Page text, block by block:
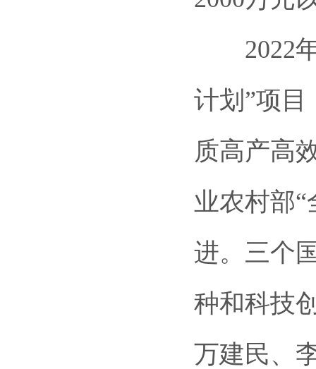
2022年
计划”项
质高产高
业农村部
进。三个
种和科技
万建民、